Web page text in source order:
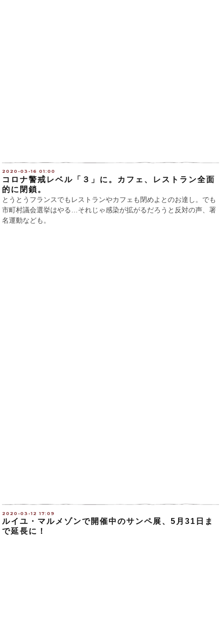
2020-03-16 01:00
コロナ警戒レベル「３」に。カフェ、レストラン全面
的に閉鎖。
とうとうフランスでもレストランやカフェも閉めよとのお達し。でも
市町村議会選挙はやる…それじゃ感染が拡がるだろうと反対の声、署
名運動なども。
2020-03-12 17:09
ルイユ・マルメゾンで開催中のサンペ展、5月31日ま
で延長に！